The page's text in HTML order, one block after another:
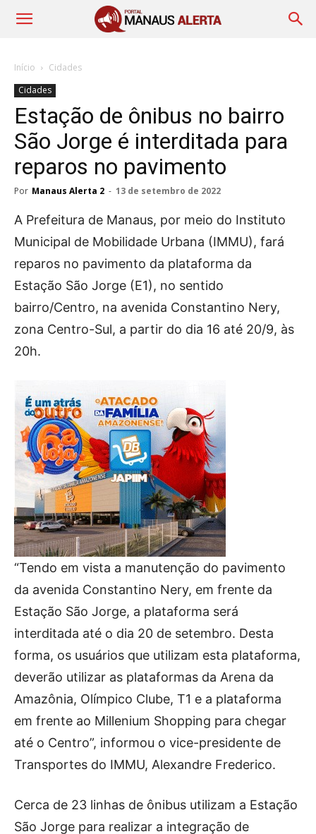
Início
Cidades
Cidades
Estação de ônibus no bairro
São Jorge é interditada para
reparos no pavimento
Por Manaus Alerta 2 - 13 de setembro de 2022
A Prefeitura de Manaus, por meio do Instituto
Municipal de Mobilidade Urbana (IMMU), fará
reparos no pavimento da plataforma da
Estação São Jorge (E1), no sentido
bairro/Centro, na avenida Constantino Nery,
zona Centro-Sul, a partir do dia 16 até 20/9, às
20h.
“Tendo em vista a manutenção do pavimento
da avenida Constantino Nery, em frente da
Estação São Jorge, a plataforma será
interditada até o dia 20 de setembro. Desta
forma, os usuários que utilizam esta plataforma,
deverão utilizar as plataformas da Arena da
Amazônia, Olímpico Clube, T1 e a plataforma
em frente ao Millenium Shopping para chegar
até o Centro”, informou o vice-presidente de
Transportes do IMMU, Alexandre Frederico.
Cerca de 23 linhas de ônibus utilizam a Estação
São Jorge para realizar a integração de